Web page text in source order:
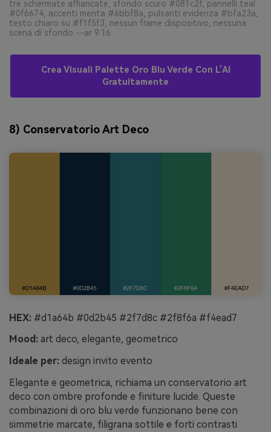
tre schermate affiancate, sfondo scuro #081c2f, pannelli teal
#0f6674, accenti menta #6bbf8a, pulsanti evidenza #bfa23a,
testo chiaro su #f1f5f3, nessun frame dispositivo, nessuna
scena di sfondo --ar 9:16
Crea Visuali Palette Oro Blu Verde Con L’AI
Gratuitamente
8) Conservatorio Art Deco
HEX: #d1a64b #0d2b45 #2f7d8c #2f8f6a #f4ead7
Mood: art deco, elegante, geometrico
Ideale per: design invito evento
Elegante e geometrica, richiama un conservatorio art
deco con ombre profonde e finiture lucide. Queste
combinazioni di oro blu verde funzionano bene con
simmetrie marcate, filigrana sottile e forti contrasti